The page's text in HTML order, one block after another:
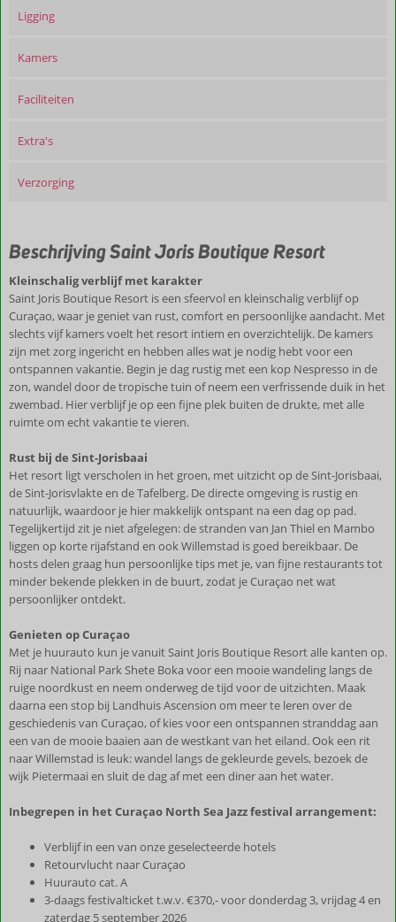
Ligging
Kamers
Faciliteiten
Extra's
Verzorging
Beschrijving Saint Joris Boutique Resort
Kleinschalig verblijf met karakter
Saint Joris Boutique Resort is een sfeervol en kleinschalig verblijf op
Curaçao, waar je geniet van rust, comfort en persoonlijke aandacht. Met
slechts vijf kamers voelt het resort intiem en overzichtelijk. De kamers
zijn met zorg ingericht en hebben alles wat je nodig hebt voor een
ontspannen vakantie. Begin je dag rustig met een kop Nespresso in de
zon, wandel door de tropische tuin of neem een verfrissende duik in het
zwembad. Hier verblijf je op een fijne plek buiten de drukte, met alle
ruimte om echt vakantie te vieren.
Rust bij de Sint-Jorisbaai
Het resort ligt verscholen in het groen, met uitzicht op de Sint-Jorisbaai,
de Sint-Jorisvlakte en de Tafelberg. De directe omgeving is rustig en
natuurlijk, waardoor je hier makkelijk ontspant na een dag op pad.
Tegelijkertijd zit je niet afgelegen: de stranden van Jan Thiel en Mambo
liggen op korte rijafstand en ook Willemstad is goed bereikbaar. De
hosts delen graag hun persoonlijke tips met je, van fijne restaurants tot
minder bekende plekken in de buurt, zodat je Curaçao net wat
persoonlijker ontdekt.
Genieten op Curaçao
Met je huurauto kun je vanuit Saint Joris Boutique Resort alle kanten op.
Rij naar National Park Shete Boka voor een mooie wandeling langs de
ruige noordkust en neem onderweg de tijd voor de uitzichten. Maak
daarna een stop bij Landhuis Ascension om meer te leren over de
geschiedenis van Curaçao, of kies voor een ontspannen stranddag aan
een van de mooie baaien aan de westkant van het eiland. Ook een rit
naar Willemstad is leuk: wandel langs de gekleurde gevels, bezoek de
wijk Pietermaai en sluit de dag af met een diner aan het water.
Inbegrepen in het Curaçao North Sea Jazz festival arrangement:
Verblijf in een van onze geselecteerde hotels
Retourvlucht naar Curaçao
Huurauto cat. A
3-daags festivalticket t.w.v. €370,- voor donderdag 3, vrijdag 4 en
zaterdag 5 september 2026